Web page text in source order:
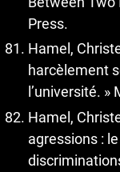
Press.
Hamel,
harcèlement
l’université. »
Hamel,
agressions :